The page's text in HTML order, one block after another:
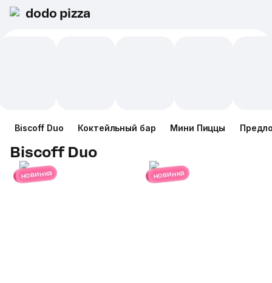
dodo pizza
Biscoff Duo Коктейльный бар Мини Пиццы
Biscoff Duo
новинка новинка